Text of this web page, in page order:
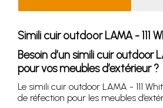
Simili cuir outdoor LAMA - 111
Besoin d’un simili cuir outdoor
pour vos meubles d’extérieur ?
Le simili cuir outdoor LAMA - 111
de réfection pour les meubles